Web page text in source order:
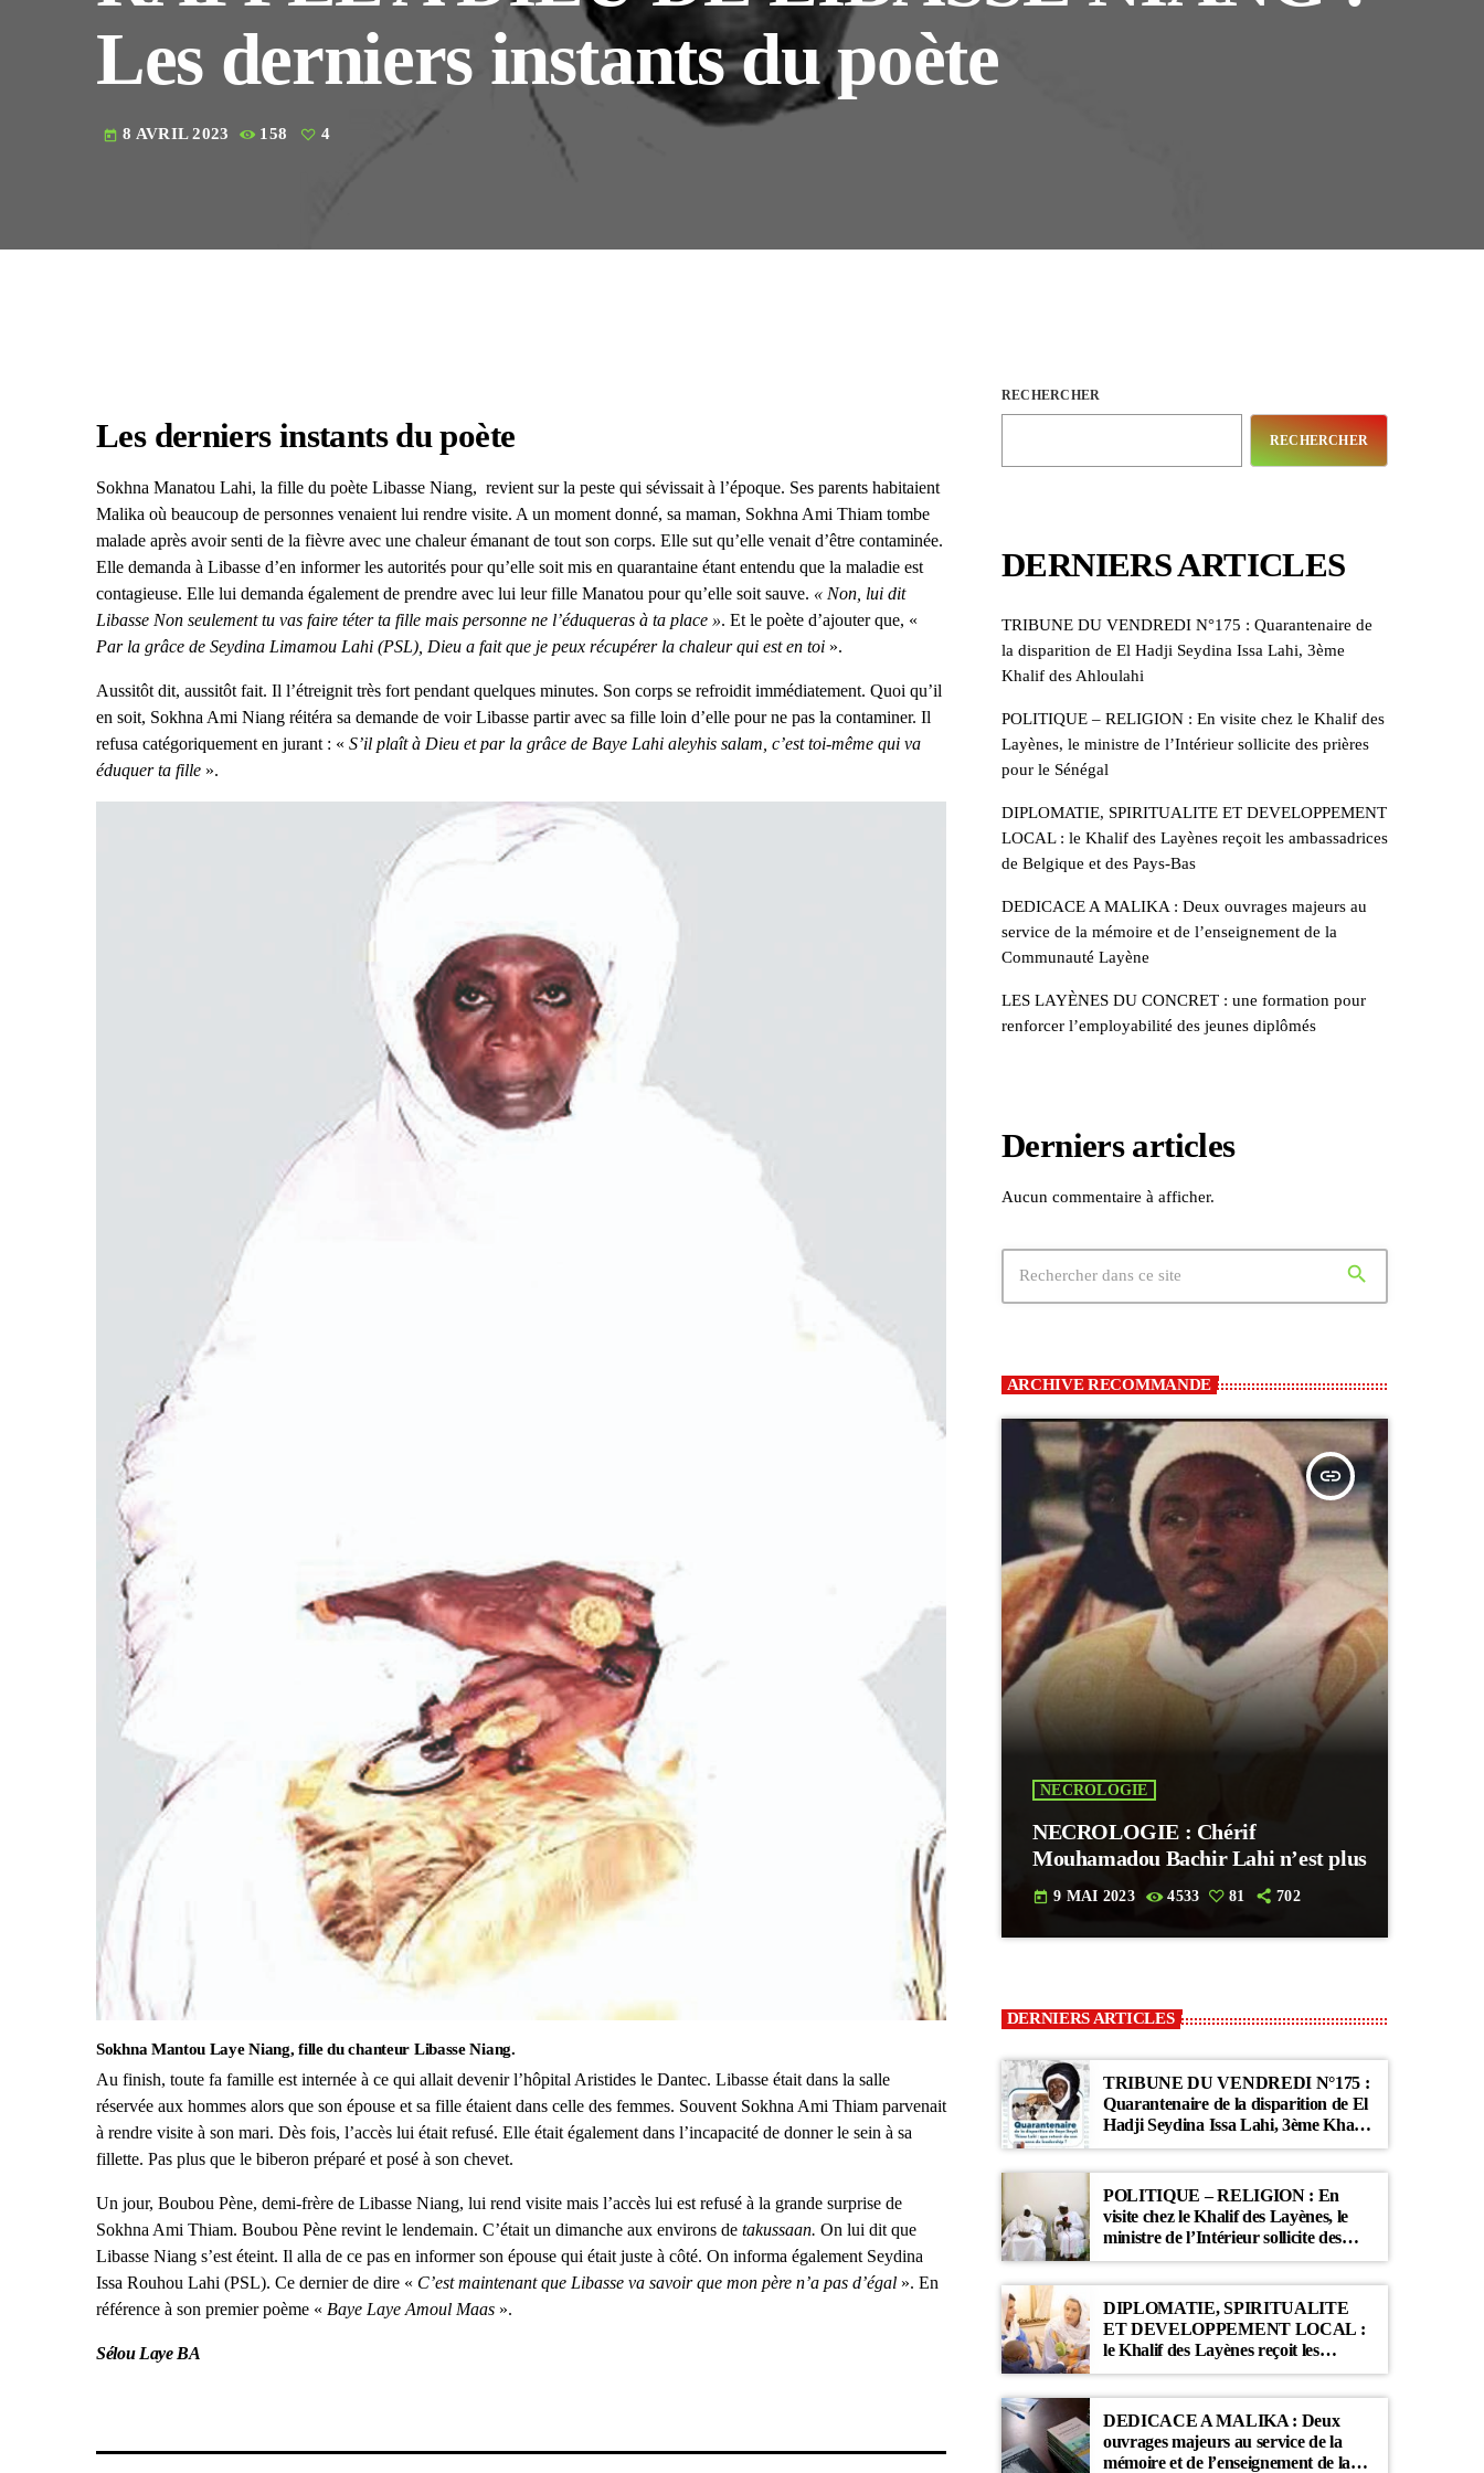
Les derniers instants du poète
today 8 AVRIL 2023 158 4
Les derniers instants du poète
Sokhna Manatou Lahi, la fille du poète Libasse Niang, revient sur la peste qui sévissait à l’époque. Ses parents habitaient
Malika où beaucoup de personnes venaient lui rendre visite. A un moment donné, sa maman, Sokhna Ami Thiam tombe
malade après avoir senti de la fièvre avec une chaleur émanant de tout son corps. Elle sut qu’elle venait d’être contaminée.
Elle demanda à Libasse d’en informer les autorités pour qu’elle soit mis en quarantaine étant entendu que la maladie est
contagieuse. Elle lui demanda également de prendre avec lui leur fille Manatou pour qu’elle soit sauve. « Non, lui dit
Libasse Non seulement tu vas faire téter ta fille mais personne ne l’éduqueras à ta place ». Et le poète d’ajouter que, «
Par la grâce de Seydina Limamou Lahi (PSL), Dieu a fait que je peux récupérer la chaleur qui est en toi ».
Aussitôt dit, aussitôt fait. Il l’étreignit très fort pendant quelques minutes. Son corps se refroidit immédiatement. Quoi qu’il
en soit, Sokhna Ami Niang réitéra sa demande de voir Libasse partir avec sa fille loin d’elle pour ne pas la contaminer. Il
refusa catégoriquement en jurant : « S’il plaît à Dieu et par la grâce de Baye Lahi aleyhis salam, c’est toi-même qui va
éduquer ta fille ».
Sokhna Mantou Laye Niang, fille du chanteur Libasse Niang.
Au finish, toute fa famille est internée à ce qui allait devenir l’hôpital Aristides le Dantec. Libasse était dans la salle
réservée aux hommes alors que son épouse et sa fille étaient dans celle des femmes. Souvent Sokhna Ami Thiam parvenait
à rendre visite à son mari. Dès fois, l’accès lui était refusé. Elle était également dans l’incapacité de donner le sein à sa
fillette. Pas plus que le biberon préparé et posé à son chevet.
Un jour, Boubou Pène, demi-frère de Libasse Niang, lui rend visite mais l’accès lui est refusé à la grande surprise de
Sokhna Ami Thiam. Boubou Pène revint le lendemain. C’était un dimanche aux environs de takussaan. On lui dit que
Libasse Niang s’est éteint. Il alla de ce pas en informer son épouse qui était juste à côté. On informa également Seydina
Issa Rouhou Lahi (PSL). Ce dernier de dire « C’est maintenant que Libasse va savoir que mon père n’a pas d’égal ». En
référence à son premier poème « Baye Laye Amoul Maas ».
Sélou Laye BA
RECHERCHER
RECHERCHER
DERNIERS ARTICLES
TRIBUNE DU VENDREDI N°175 : Quarantenaire de
la disparition de El Hadji Seydina Issa Lahi, 3ème
Khalif des Ahloulahi
POLITIQUE – RELIGION : En visite chez le Khalif des
Layènes, le ministre de l’Intérieur sollicite des prières
pour le Sénégal
DIPLOMATIE, SPIRITUALITE ET DEVELOPPEMENT
LOCAL : le Khalif des Layènes reçoit les ambassadrices
de Belgique et des Pays-Bas
DEDICACE A MALIKA : Deux ouvrages majeurs au
service de la mémoire et de l’enseignement de la
Communauté Layène
LES LAYÈNES DU CONCRET : une formation pour
renforcer l’employabilité des jeunes diplômés
Derniers articles
Aucun commentaire à afficher.
search
ARCHIVE RECOMMANDE
insert_link
NECROLOGIE
NECROLOGIE : Chérif
Mouhamadou Bachir Lahi n’est plus
today 9 MAI 2023 4533 81 702
DERNIERS ARTICLES
TRIBUNE DU VENDREDI N°175 :
Quarantenaire de la disparition de El
Hadji Seydina Issa Lahi, 3ème Khalif
des Ahloulahi
POLITIQUE – RELIGION : En
visite chez le Khalif des Layènes, le
ministre de l’Intérieur sollicite des
prières pour le Sénégal
DIPLOMATIE, SPIRITUALITE
ET DEVELOPPEMENT LOCAL :
le Khalif des Layènes reçoit les
ambassadrices de Belgique et des
Pays-Bas
DEDICACE A MALIKA : Deux
ouvrages majeurs au service de la
mémoire et de l’enseignement de la